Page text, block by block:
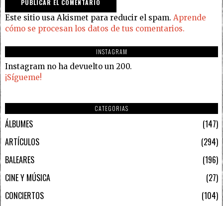
Este sitio usa Akismet para reducir el spam. Aprende
cómo se procesan los datos de tus comentarios.
INSTAGRAM
Instagram no ha devuelto un 200.
¡Sígueme!
CATEGORIAS
ÁLBUMES
147
ARTÍCULOS
294
BALEARES
196
CINE Y MÚSICA
27
CONCIERTOS
104